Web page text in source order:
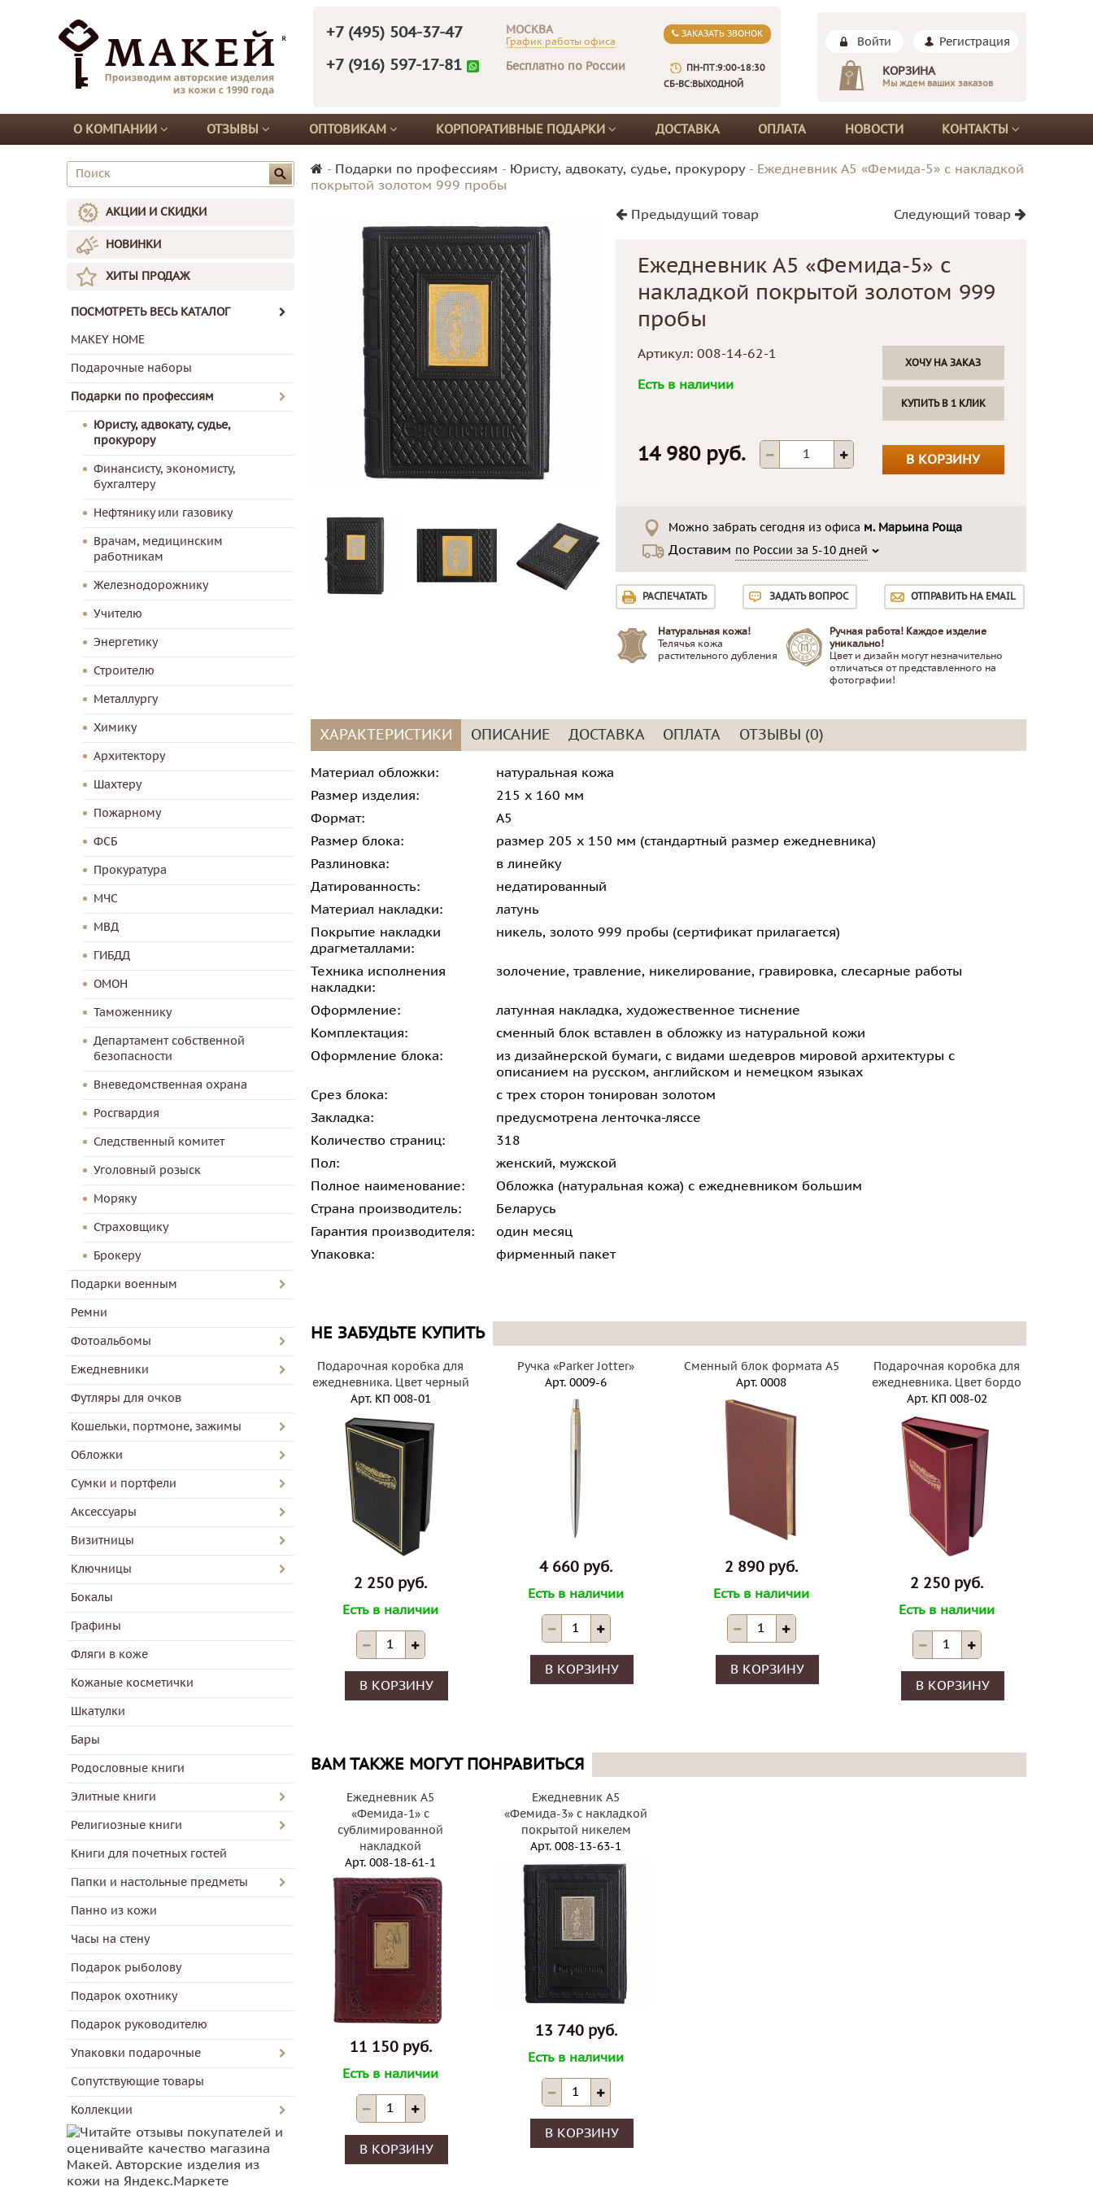
+7 (495) 504-37-47 МОСКВА
График работы офиса
+7 (916) 597-17-81 Бесплатно по России
ЗАКАЗАТЬ ЗВОНОК
ПН-ПТ:9:00-18:30
СБ-ВС:ВЫХОДНОЙ
Войти Регистрация
КОРЗИНА
Мы ждем ваших заказов
О КОМПАНИИ ОТЗЫВЫ ОПТОВИКАМ КОРПОРАТИВНЫЕ ПОДАРКИ ДОСТАВКА ОПЛАТА НОВОСТИ КОНТАКТЫ
АКЦИИ И СКИДКИ
НОВИНКИ
ХИТЫ ПРОДАЖ
ПОСМОТРЕТЬ ВЕСЬ КАТАЛОГ
MAKEY HOME
Подарочные наборы
Подарки по профессиям
Юристу, адвокату, судье,
прокурору
Финансисту, экономисту,
бухгалтеру
Нефтянику или газовику
Врачам, медицинским
работникам
Железнодорожнику
Учителю
Энергетику
Строителю
Металлургу
Химику
Архитектору
Шахтеру
Пожарному
ФСБ
Прокуратура
МЧС
МВД
ГИБДД
ОМОН
Таможеннику
Департамент собственной
безопасности
Вневедомственная охрана
Росгвардия
Следственный комитет
Уголовный розыск
Моряку
Страховщику
Брокеру
Подарки военным
Ремни
Фотоальбомы
Ежедневники
Футляры для очков
Кошельки, портмоне, зажимы
Обложки
Сумки и портфели
Аксессуары
Визитницы
Ключницы
Бокалы
Графины
Фляги в коже
Кожаные косметички
Шкатулки
Бары
Родословные книги
Элитные книги
Религиозные книги
Книги для почетных гостей
Папки и настольные предметы
Панно из кожи
Часы на стену
Подарок рыболову
Подарок охотнику
Подарок руководителю
Упаковки подарочные
Сопутствующие товары
Коллекции
- Подарки по профессиям - Юристу, адвокату, судье, прокурору - Ежедневник А5 «Фемида-5» с накладкой
покрытой золотом 999 пробы
Предыдущий товар
Следующий товар
Ежедневник А5 «Фемида-5» с
накладкой покрытой золотом 999
пробы
Артикул: 008-14-62-1
Есть в наличии
14 980 руб.
ХОЧУ НА ЗАКАЗ
КУПИТЬ В 1 КЛИК
В КОРЗИНУ
Можно забрать сегодня из офиса м. Марьина Роща
Доставим по России за 5-10 дней
РАСПЕЧАТАТЬ ЗАДАТЬ ВОПРОС ОТПРАВИТЬ НА EMAIL
Натуральная кожа!
Телячья кожа
растительного дубления
Ручная работа! Каждое изделие
уникально!
Цвет и дизайн могут незначительно
отличаться от представленного на
фотографии!
ХАРАКТЕРИСТИКИ ОПИСАНИЕ ДОСТАВКА ОПЛАТА ОТЗЫВЫ (0)
Материал обложки:
натуральная кожа
Размер изделия:
215 х 160 мм
Формат:
А5
Размер блока:
размер 205 х 150 мм (стандартный размер ежедневника)
Разлиновка:
в линейку
Датированность:
недатированный
Материал накладки:
латунь
Покрытие накладки
драгметаллами:
никель, золото 999 пробы (сертификат прилагается)
Техника исполнения
накладки:
золочение, травление, никелирование, гравировка, слесарные работы
Оформление:
латунная накладка, художественное тиснение
Комплектация:
сменный блок вставлен в обложку из натуральной кожи
Оформление блока:
из дизайнерской бумаги, с видами шедевров мировой архитектуры с
описанием на русском, английском и немецком языках
Срез блока:
с трех сторон тонирован золотом
Закладка:
предусмотрена ленточка-ляссе
Количество страниц:
318
Пол:
женский, мужской
Полное наименование:
Обложка (натуральная кожа) с ежедневником большим
Страна производитель:
Беларусь
Гарантия производителя:
один месяц
Упаковка:
фирменный пакет
НЕ ЗАБУДЬТЕ КУПИТЬ
Подарочная коробка для
ежедневника. Цвет черный
Арт.КП 008-01
2 250 руб.
Есть в наличии
В КОРЗИНУ
Ручка «Parker Jotter»
Арт. 0009-6
4 660 руб.
Есть в наличии
В КОРЗИНУ
Сменный блок формата А5
Арт. 0008
2 890 руб.
Есть в наличии
В КОРЗИНУ
Подарочная коробка для
ежедневника. Цвет бордо
Арт.КП 008-02
2 250 руб.
Есть в наличии
В КОРЗИНУ
ВАМ ТАКЖЕ МОГУТ ПОНРАВИТЬСЯ
Ежедневник А5
«Фемида-1» с
сублимированной
накладкой
Арт. 008-18-61-1
11 150 руб.
Есть в наличии
В КОРЗИНУ
Ежедневник А5
«Фемида-3» с накладкой
покрытой никелем
Арт. 008-13-63-1
13 740 руб.
Есть в наличии
В КОРЗИНУ